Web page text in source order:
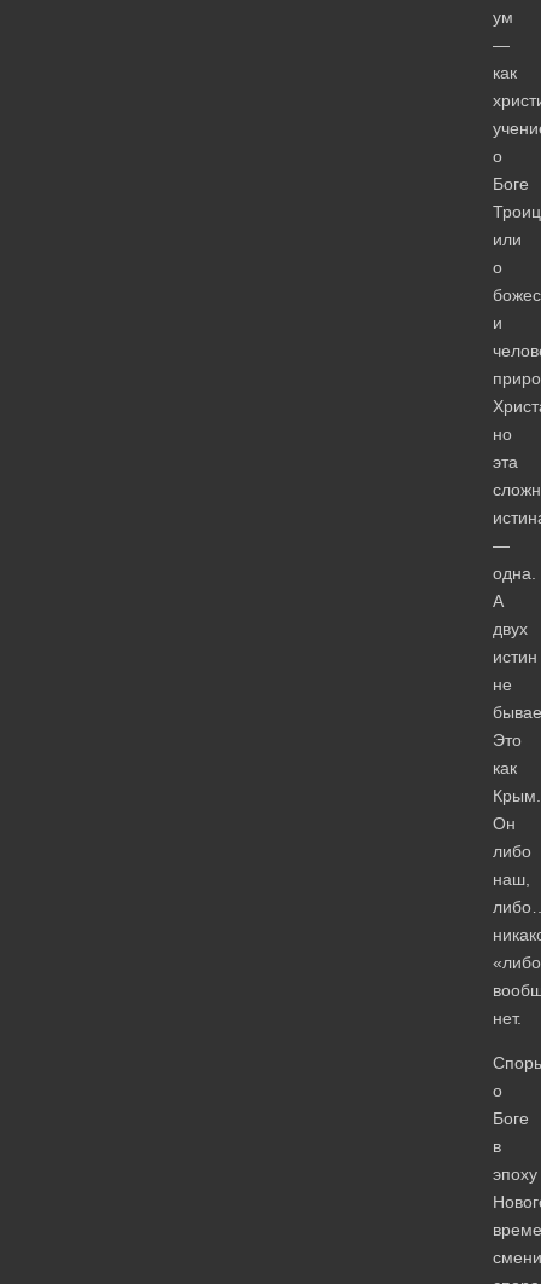
ум
—
как
о
Боге
или
о
и
но
эта
—
одна.
А
двух
истин
не
Это
как
Крым.
Он
либо
наш,
нет.
о
Боге
в
эпоху